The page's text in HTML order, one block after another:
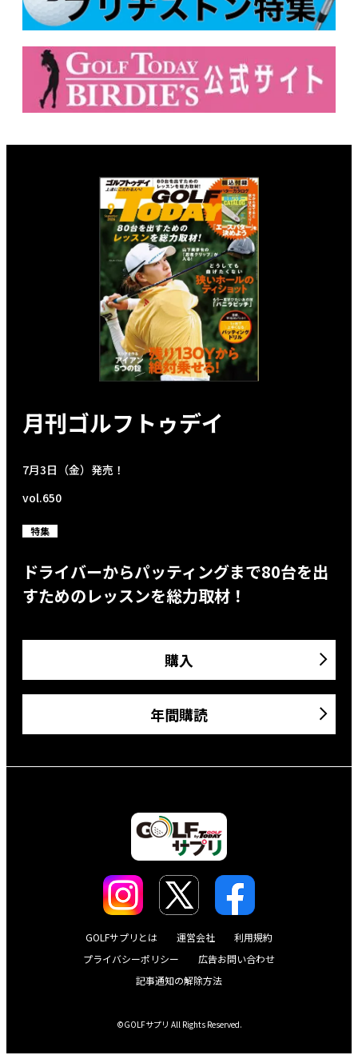
月刊ゴルフトゥデイ
7月3日（金）発売！
vol.650
特集
ドライバーからパッティングまで80台を出
すためのレッスンを総力取材！
購入
年間購読
GOLFサプリとは 運営会社
利用規約
プライバシーポリシー
広告お問い合わせ
記事通知の解除方法
©GOLFサプリ All Rights Reserved.